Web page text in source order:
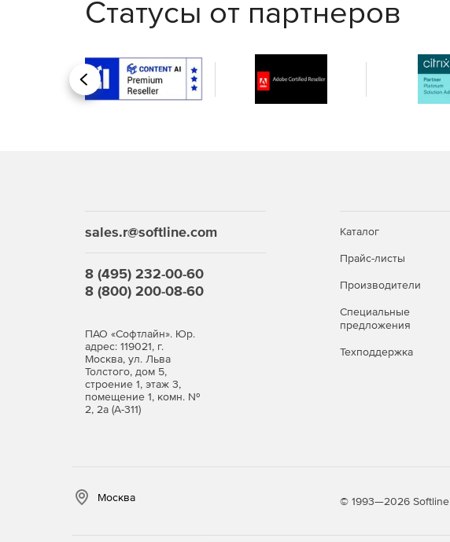
Статусы от партнеров
Назад
sales.r@softline.com
8 (495) 232-00-60
8 (800) 200-08-60
ПАО «Софтлайн». Юр.
адрес: 119021, г.
Москва, ул. Льва
Толстого, дом 5,
строение 1, этаж 3,
помещение 1, комн. №
2, 2а (А-311)
Каталог
Прайс-листы
Производители
Специальные
предложения
Техподдержка
Москва © 1993—2026 Softline